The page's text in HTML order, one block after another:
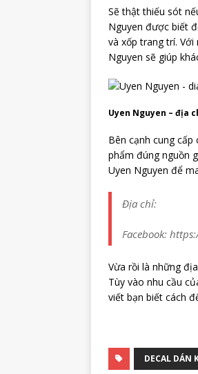
Sẽ thật thiếu sót
Nguyen được biết
và xốp trang trí.
Nguyen sẽ giúp
Uyen Nguyen – địa
Bên cạnh cung
phẩm đúng nguồn
Uyen Nguyen để
Địa chỉ:
Facebook:
Vừa rồi là những
Tùy vào nhu cầu
viết bạn biết cách
DECAL DÁN